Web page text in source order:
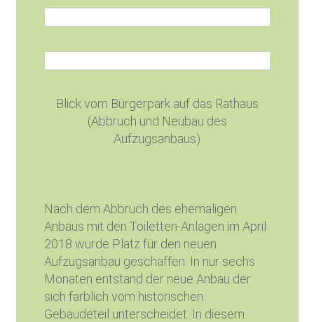
Blick vom Bürgerpark auf das Rathaus
(Abbruch und Neubau des
Aufzugsanbaus)
Nach dem Abbruch des ehemaligen
Anbaus mit den Toiletten-Anlagen im April
2018 wurde Platz für den neuen
Aufzugsanbau geschaffen. In nur sechs
Monaten entstand der neue Anbau der
sich farblich vom historischen
Gebäudeteil unterscheidet. In diesem